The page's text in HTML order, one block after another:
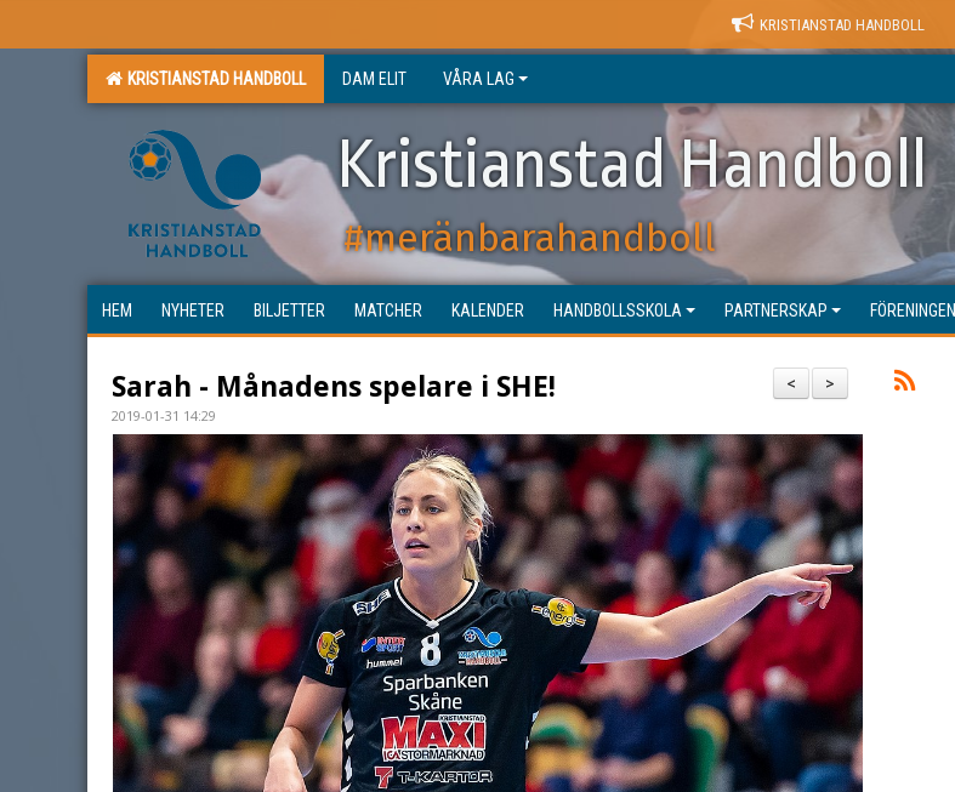
KRISTIANSTAD HANDBOLL
KRISTIANSTAD HANDBOLL DAM ELIT VÅRA LAG
Kristianstad Handboll
#meränbarahandboll
HEM NYHETER BILJETTER MATCHER KALENDER HANDBOLLSSKOLA PARTNERSKAP FÖRENINGEN
>
<
Sarah - Månadens spelare i SHE!
2019-01-31 14:29